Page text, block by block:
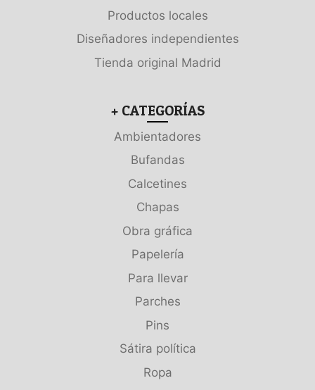
Productos locales
Diseñadores independientes
Tienda original Madrid
+ CATEGORÍAS
Ambientadores
Bufandas
Calcetines
Chapas
Obra gráfica
Papelería
Para llevar
Parches
Pins
Sátira política
Ropa